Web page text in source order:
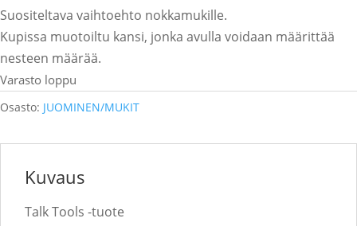
Suositeltava vaihtoehto nokkamukille.
Kupissa muotoiltu kansi, jonka avulla voidaan määrittää
nesteen määrää.
Varasto loppu
Osasto: JUOMINEN/MUKIT
Kuvaus
Talk Tools -tuote